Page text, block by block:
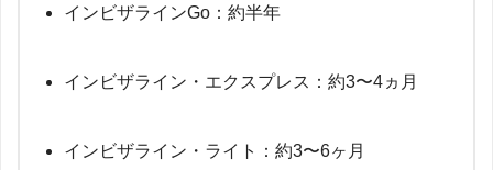
インビザラインGo：約半年
インビザライン・エクスプレス：約3〜4ヵ月
インビザライン・ライト：約3〜6ヶ月